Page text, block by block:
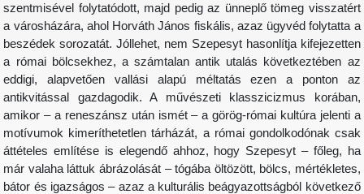
szentmisével folytatódott, majd pedig az ünneplő tömeg visszatért
a városházára, ahol Horváth János fiskális, azaz ügyvéd folytatta a
beszédek sorozatát. Jóllehet, nem Szepesyt hasonlítja kifejezetten
a római bölcsekhez, a számtalan antik utalás következtében az
eddigi, alapvetően vallási alapú méltatás ezen a ponton az
antikvitással gazdagodik. A művészeti klasszicizmus korában,
amikor – a reneszánsz után ismét – a görög-római kultúra jelenti a
motívumok kimeríthetetlen tárházát, a római gondolkodónak csak
áttételes említése is elegendő ahhoz, hogy Szepesyt – főleg, ha
már valaha láttuk ábrázolását – tógába öltözött, bölcs, mértékletes,
bátor és igazságos – azaz a kulturális beágyazottságból következő